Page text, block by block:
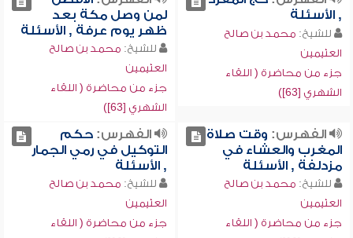
, الأسئلة
للشيخ: محمد بن صالح
العثيمين
جزء من محاضرة ( اللقاء
الشهري [63])
لمن وصل مكة بعد
ظهر يوم عرفة , الأسئلة
للشيخ: محمد بن صالح
العثيمين
جزء من محاضرة ( اللقاء
الشهري [63])
الفهرس: وقت صلاة
المغرب والعشاء في
مزدلفة , الأسئلة
للشيخ: محمد بن صالح
العثيمين
جزء من محاضرة ( اللقاء
الفهرس:حكم
التوكيل في رمي الجمار
, الأسئلة
للشيخ: محمد بن صالح
العثيمين
جزء من محاضرة ( اللقاء